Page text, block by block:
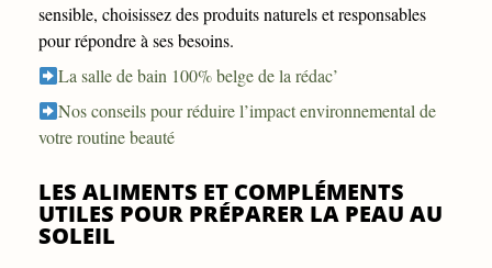
sensible, choisissez des produits naturels et responsables
pour répondre à ses besoins.
La salle de bain 100% belge de la rédac’
Nos conseils pour réduire l’impact environnemental de
votre routine beauté
LES ALIMENTS ET COMPLÉMENTS
UTILES POUR PRÉPARER LA PEAU AU
SOLEIL